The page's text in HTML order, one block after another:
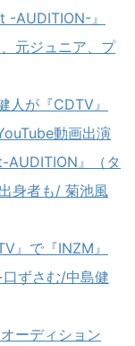
-AUDITION-』
元ジュニア、プ
人が『CDTV』
動画出演
AUDITION』（タ
身者も/ 菊池風
』で『INZM』
ずさむ/中島健
ーディション